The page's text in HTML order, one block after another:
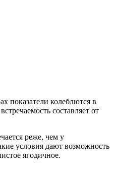
показатели колеблются в
составляет от
реже, чем у
условия дают возможность
ягодичное.